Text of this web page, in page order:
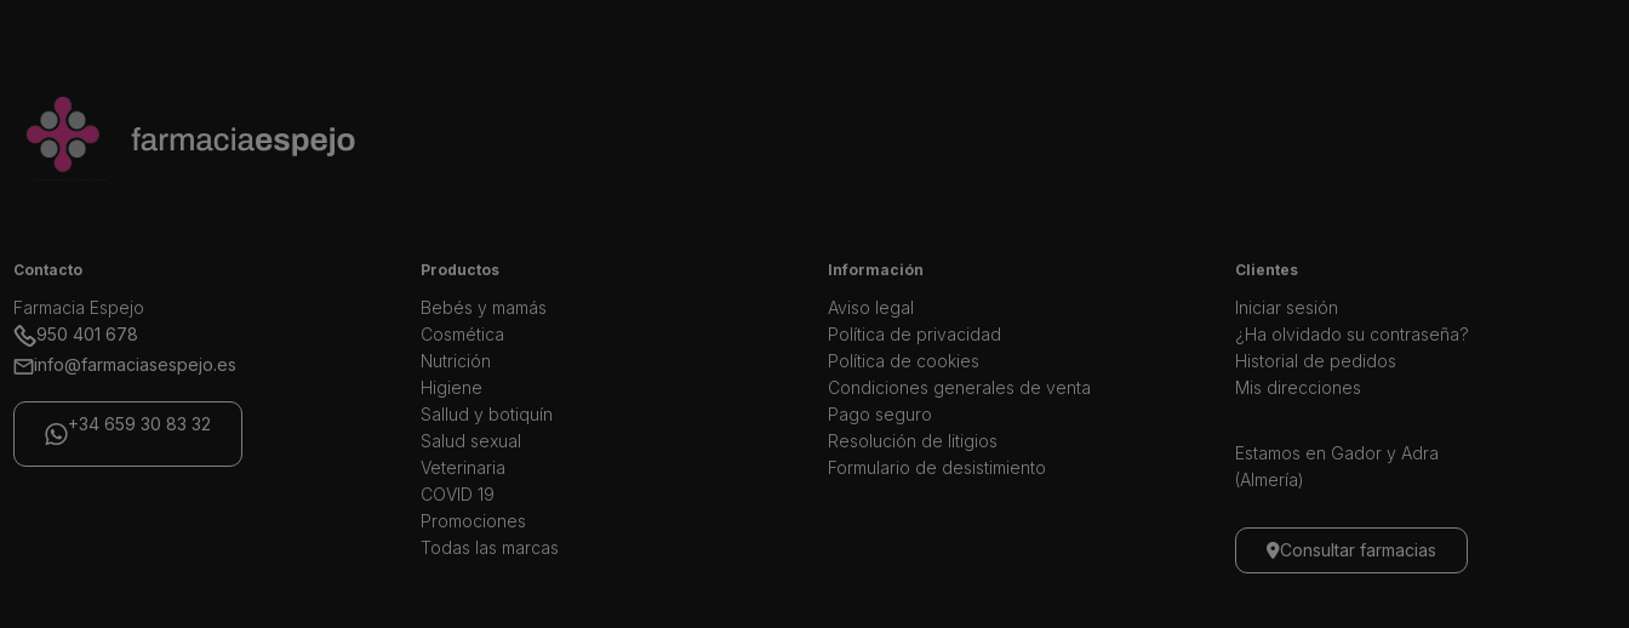
Contacto
Farmacia Espejo
950 401 678
info@farmaciasespejo.es
+34 659 30 83 32
Productos
Bebés y mamás
Cosmética
Nutrición
Higiene
Sallud y botiquín
Salud sexual
Veterinaria
COVID 19
Promociones
Todas las marcas
Información
Aviso legal
Política de privacidad
Política de cookies
Condiciones generales de venta
Pago seguro
Resolución de litigios
Formulario de desistimiento
Clientes
Iniciar sesión
¿Ha olvidado su contraseña?
Historial de pedidos
Mis direcciones
Estamos en Gador y Adra
(Almería)
Consultar farmacias